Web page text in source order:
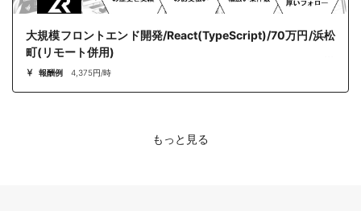
大規模フロントエンド開発/React(TypeScript)/70万円/浜松
町(リモート併用)
報酬例 4,375円/時
もっと見る